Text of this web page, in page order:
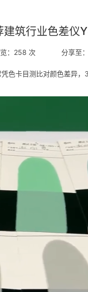
建筑行业色差仪
：258 次 分享至：
色卡目测比对颜色差异